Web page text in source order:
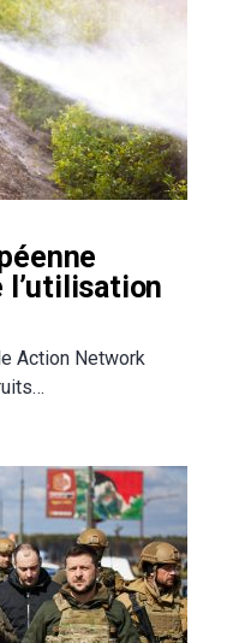
l’utilisation
Action Network